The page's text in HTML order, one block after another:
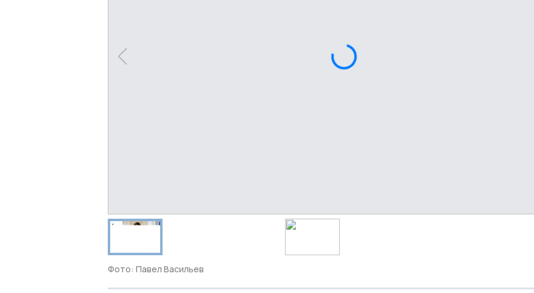
Фото: Павел Васильев